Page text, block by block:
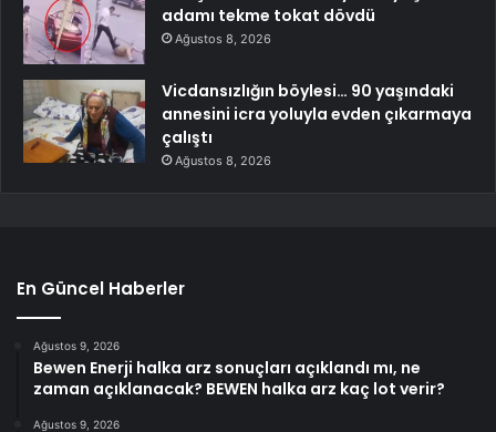
adamı tekme tokat dövdü
Ağustos 8, 2026
Vicdansızlığın böylesi… 90 yaşındaki
annesini icra yoluyla evden çıkarmaya
çalıştı
Ağustos 8, 2026
En Güncel Haberler
Ağustos 9, 2026
Bewen Enerji halka arz sonuçları açıklandı mı, ne
zaman açıklanacak? BEWEN halka arz kaç lot verir?
Ağustos 9, 2026